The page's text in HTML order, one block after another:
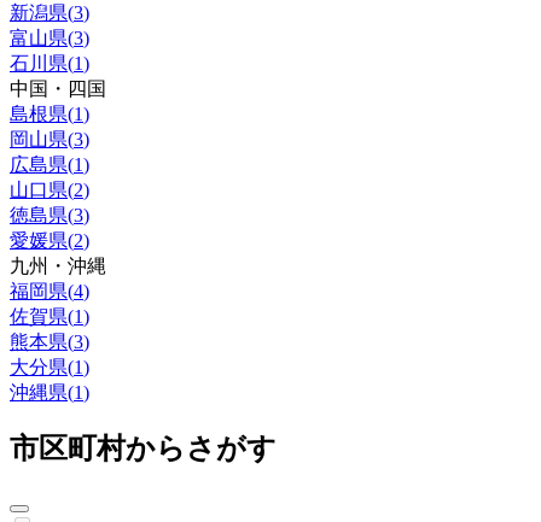
新潟県(3)
富山県(3)
石川県(1)
中国・四国
島根県(1)
岡山県(3)
広島県(1)
山口県(2)
徳島県(3)
愛媛県(2)
九州・沖縄
福岡県(4)
佐賀県(1)
熊本県(3)
大分県(1)
沖縄県(1)
市区町村からさがす